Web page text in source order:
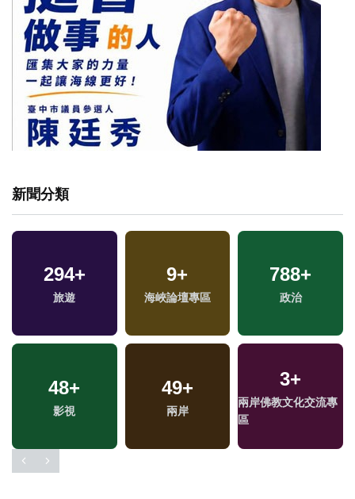
新聞分類
294+
旅遊
9+
海峽論壇專區
788+
政治
48+
影視
49+
兩岸
3+
兩岸佛教文化交流專
區